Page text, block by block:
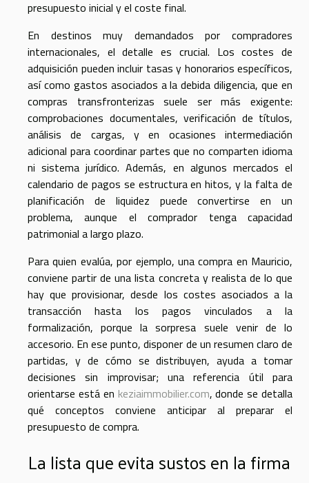
presupuesto inicial y el coste final.
En destinos muy demandados por compradores
internacionales, el detalle es crucial. Los costes de
adquisición pueden incluir tasas y honorarios específicos,
así como gastos asociados a la debida diligencia, que en
compras transfronterizas suele ser más exigente:
comprobaciones documentales, verificación de títulos,
análisis de cargas, y en ocasiones intermediación
adicional para coordinar partes que no comparten idioma
ni sistema jurídico. Además, en algunos mercados el
calendario de pagos se estructura en hitos, y la falta de
planificación de liquidez puede convertirse en un
problema, aunque el comprador tenga capacidad
patrimonial a largo plazo.
Para quien evalúa, por ejemplo, una compra en Mauricio,
conviene partir de una lista concreta y realista de lo que
hay que provisionar, desde los costes asociados a la
transacción hasta los pagos vinculados a la
formalización, porque la sorpresa suele venir de lo
accesorio. En ese punto, disponer de un resumen claro de
partidas, y de cómo se distribuyen, ayuda a tomar
decisiones sin improvisar; una referencia útil para
orientarse está en keziaimmobilier.com, donde se detalla
qué conceptos conviene anticipar al preparar el
presupuesto de compra.
La lista que evita sustos en la firma